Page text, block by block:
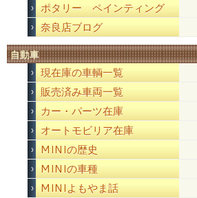
ポタリー ペインティング
奈良店ブログ
自動車
現在庫の車輌一覧
販売済み車両一覧
カー・パーツ在庫
オートモビリア在庫
MINIの歴史
MINIの車種
MINIよもやま話